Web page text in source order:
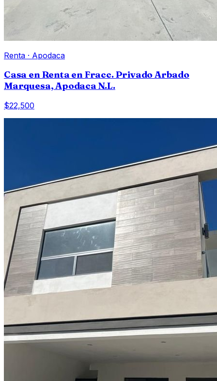
Renta · Apodaca
Casa en Renta en Fracc. Privado Arbado
Marquesa, Apodaca N.L.
$22,500